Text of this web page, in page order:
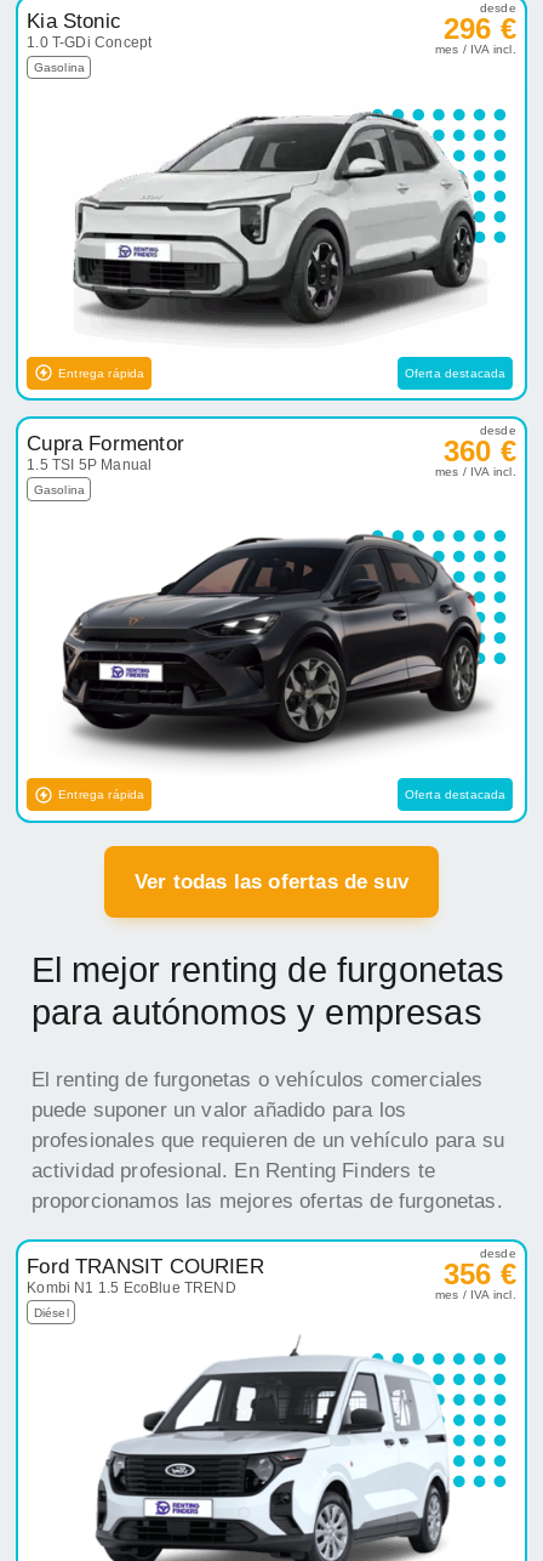
Kia Stonic
1.0 T-GDi Concept
Gasolina
desde
296 €
mes / IVA incl.
Entrega rápida Oferta destacada
Cupra Formentor
1.5 TSI 5P Manual
Gasolina
desde
360 €
mes / IVA incl.
Entrega rápida Oferta destacada
Ver todas las ofertas de suv
El mejor renting de furgonetas
para autónomos y empresas
El renting de furgonetas o vehículos comerciales
puede suponer un valor añadido para los
profesionales que requieren de un vehículo para su
actividad profesional. En Renting Finders te
proporcionamos las mejores ofertas de furgonetas.
Ford TRANSIT COURIER
Kombi N1 1.5 EcoBlue TREND
Diésel
desde
356 €
mes / IVA incl.